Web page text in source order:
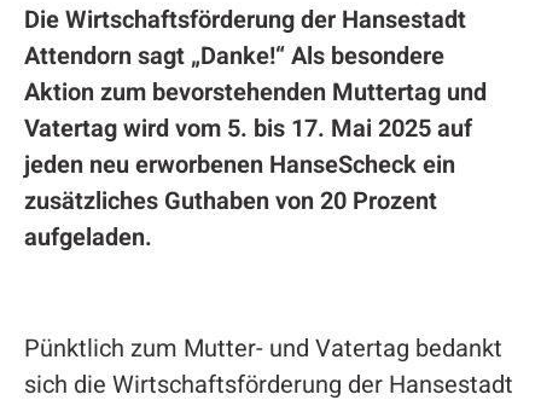
Die Wirtschaftsförderung der Hansestadt
Attendorn sagt „Danke!“ Als besondere
Aktion zum bevorstehenden Muttertag und
Vatertag wird vom 5. bis 17. Mai 2025 auf
jeden neu erworbenen HanseScheck ein
zusätzliches Guthaben von 20 Prozent
aufgeladen.
Pünktlich zum Mutter- und Vatertag bedankt
sich die Wirtschaftsförderung der Hansestadt